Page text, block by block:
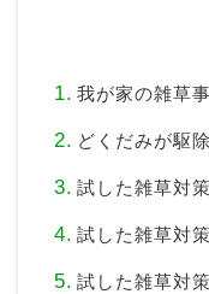
我が家の雑草
どくだみが駆
試した雑草対
試した雑草対
試した雑草対